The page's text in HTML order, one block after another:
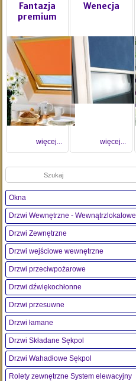
Fantazja
premium
więcej...
Wenecja
więcej...
Okna
Drzwi Wewnętrzne - Wewnątrzlokalowe
Drzwi Zewnętrzne
Drzwi wejściowe wewnętrzne
Drzwi przeciwpożarowe
Drzwi dźwiękochłonne
Drzwi przesuwne
Drzwi łamane
Drzwi Składane Sękpol
Drzwi Wahadłowe Sękpol
Rolety zewnętrzne System elewacyjny